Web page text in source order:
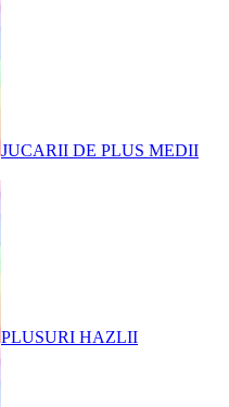
JUCARII DE PLUS MEDII
PLUSURI HAZLII